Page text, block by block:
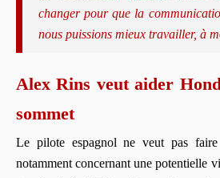
changer pour que la
nous puissions mieux travailler, à
Alex Rins veut aider
sommet
Le pilote espagnol ne veut pas
notamment concernant une potentielle